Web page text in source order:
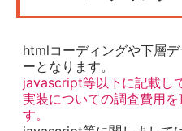
htmlコーディングや下層
ーとなります。
javascript等以下に記載し
実装についての調査費用
す。